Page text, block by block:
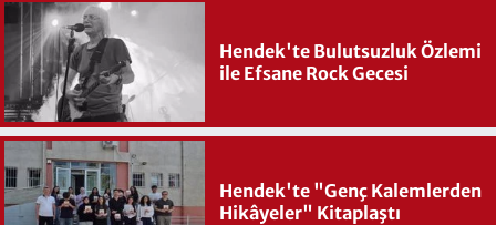
Hendek'te Bulutsuzluk Özlemi
ile Efsane Rock Gecesi
Hendek'te "Genç Kalemlerden
Hikâyeler" Kitaplaştı